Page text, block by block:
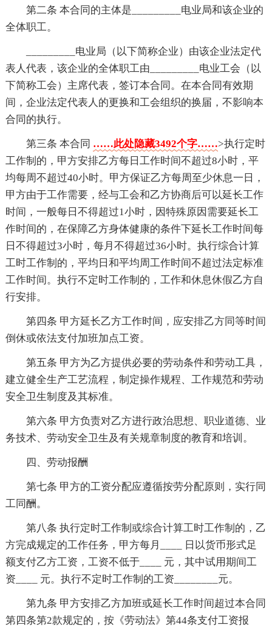
第二条 本合同的主体是_________电业局和该企业的
全体职工。
_________电业局（以下简称企业）由该企业法定代
表人代表，该企业的全体职工由_________电业工会（以
下简称工会）主席代表，签订本合同。在本合同有效期
间，企业法定代表人的更换和工会组织的换届，不影响本
合同的执行。
第三条 本合同 ……此处隐藏3492个字……>执行定时
工作制的，甲方安排乙方每日工作时间不超过8小时，平
均每周不超过40小时。甲方保证乙方每周至少休息一日，
甲方由于工作需要，经与工会和乙方协商后可以延长工作
时间，一般每日不得超过1小时，因特殊原因需要延长工
作时间的，在保障乙方身体健康的条件下延长工作时间每
日不得超过3小时，每月不得超过36小时。执行综合计算
工时工作制的，平均日和平均周工作时间不超过法定标准
工作时间。执行不定时工作制的，工作和休息休假乙方自
行安排。
第四条 甲方延长乙方工作时间，应安排乙方同等时间
倒休或依法支付加班加点工资。
第五条 甲方为乙方提供必要的劳动条件和劳动工具，
建立健全生产工艺流程，制定操作规程、工作规范和劳动
安全卫生制度及其标准。
第六条 甲方负责对乙方进行政治思想、职业道德、业
务技术、劳动安全卫生及有关规章制度的教育和培训。
四、劳动报酬
第七条 甲方的工资分配应遵循按劳分配原则，实行同
工同酬。
第八条 执行定时工作制或综合计算工时工作制的，乙
方完成规定的工作任务，甲方每月____ 日以货币形式足
额支付乙方工资，工资不低于____ 元，其中试用期间工
资____ 元。执行不定时工作制的工资________元。
第九条 甲方安排乙方加班或延长工作时间超过本合同
第四条第2款规定的，按《劳动法》第44条支付工资报